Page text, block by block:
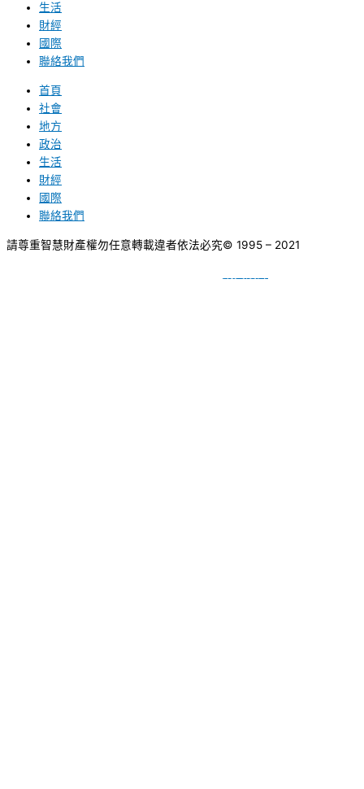
生活
財經
國際
聯絡我們
首頁
社會
地方
政治
生活
財經
國際
聯絡我們
請尊重智慧財產權勿任意轉載違者依法必究© 1995 – 2021